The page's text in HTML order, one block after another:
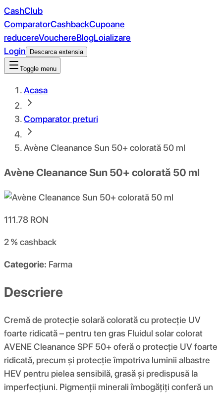
CashClub
ComparatorCashbackCupoane
reducereVouchereBlogLoializare
Login
Descarca extensia
Toggle menu
Acasa
Comparator preturi
Avène Cleanance Sun 50+ colorată 50 ml
Avène Cleanance Sun 50+ colorată 50 ml
111.78 RON
2 %cashback
Categorie: Farma
Descriere
Cremă de protecție solară colorată cu protecție UV
foarte ridicată – pentru ten gras Fluidul solar colorat
AVENE Cleanance SPF 50+ oferă o protecție UV foarte
ridicată, precum și protecție împotriva luminii albastre
HEV pentru pielea sensibilă, grasă și predispusă la
imperfecțiuni. Pigmenții minerali îmbogățiți conferă un